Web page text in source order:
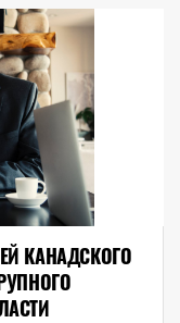
КАНАДСКОГО